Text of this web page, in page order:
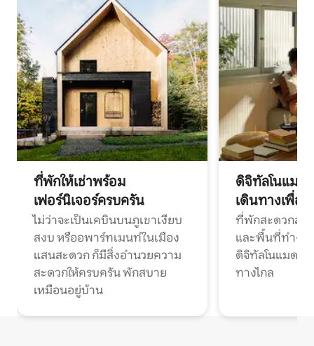
ที่พักให้เช่าพร้อม
เฟอร์นิเจอร์ครบครัน
ไม่ว่าจะเป็นเคบินบนภูเขาเงียบ
สงบ หรืออพาร์ทเมนท์ในเมือง
แสนสะดวก ก็มีสิ่งอำนวยความ
สะดวกให้ครบครัน พักสบาย
เหมือนอยู่บ้าน
ดิจิทัลโนแมด
เดินทางเพื่อ
ที่พักสะดวกสบ
และพื้นที่ทำงา
ดิจิทัลโนแมดแ
ทางไกล